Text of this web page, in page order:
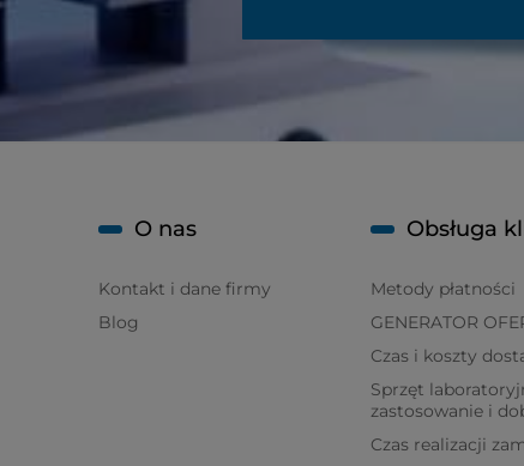
O nas
Kontakt i dane firmy
Blog
Obsługa
Metody płatności
GENERATOR
Czas i koszty
Sprzęt
zastosowanie i
Czas realizacji